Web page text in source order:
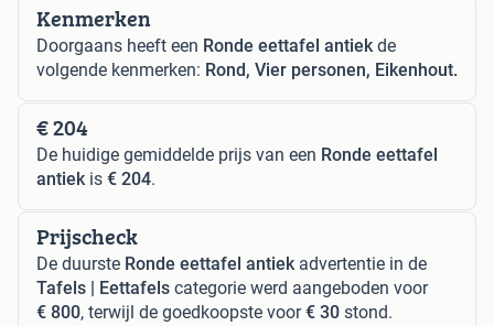
Kenmerken
Doorgaans heeft een Ronde eettafel antiekde
volgende kenmerken: Rond, Vier personen, Eikenhout.
€ 204
De huidige gemiddelde prijs van een Ronde eettafel
antiekis € 204.
Prijscheck
De duurste Ronde eettafel antiekadvertentie in de
Tafels | Eettafels categorie werd aangeboden voor
€ 800, terwijl de goedkoopste voor€ 30 stond.